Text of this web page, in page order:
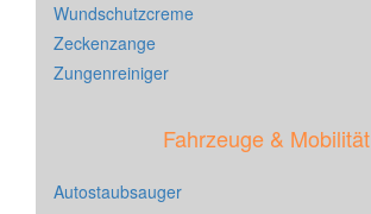
Wundschutzcreme
Zeckenzange
Zungenreiniger
Fahrzeuge & Mobilität
Autostaubsauger